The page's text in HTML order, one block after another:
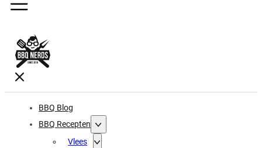
BBQ Blog
BBQ Recepten
Vlees